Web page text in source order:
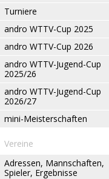
Turniere
andro WTTV-Cup 2025
andro WTTV-Cup 2026
andro WTTV-Jugend-Cup
2025/26
andro WTTV-Jugend-Cup
2026/27
mini-Meisterschaften
Vereine
Adressen, Mannschaften,
Spieler, Ergebnisse